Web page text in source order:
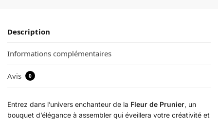
Description
Informations complémentaires
Avis 0
Entrez dans l’univers enchanteur de la Fleur de Prunier, un
bouquet d’élégance à assembler qui éveillera votre créativité et